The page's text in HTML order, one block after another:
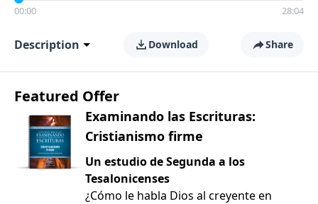
00:00 28:04
Description Download Share
Featured Offer
Examinando las Escrituras:
Cristianismo firme
Un estudio de Segunda a los
Tesalonicenses
¿Cómo le habla Dios al creyente en